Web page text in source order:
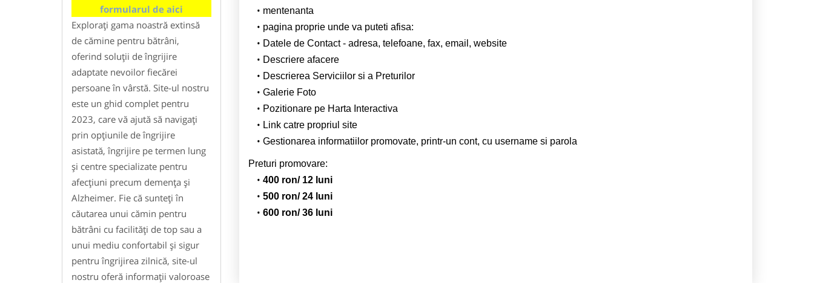
formularul de aici
Explorați gama noastră extinsă
de cămine pentru bătrâni,
oferind soluții de îngrijire
adaptate nevoilor fiecărei
persoane în vârstă. Site-ul nostru
este un ghid complet pentru
2023, care vă ajută să navigați
prin opțiunile de îngrijire
asistată, îngrijire pe termen lung
și centre specializate pentru
afecțiuni precum demența și
Alzheimer. Fie că sunteți în
căutarea unui cămin pentru
bătrâni cu facilități de top sau a
unui mediu confortabil și sigur
pentru îngrijirea zilnică, site-ul
nostru oferă informații valoroase
mentenanta
pagina proprie unde va puteti afisa:
Datele de Contact - adresa, telefoane, fax, email, website
Descriere afacere
Descrierea Serviciilor si a Preturilor
Galerie Foto
Pozitionare pe Harta Interactiva
Link catre propriul site
Gestionarea informatiilor promovate, printr-un cont, cu username si parola
Preturi promovare:
400 ron/ 12 luni
500 ron/ 24 luni
600 ron/ 36 luni